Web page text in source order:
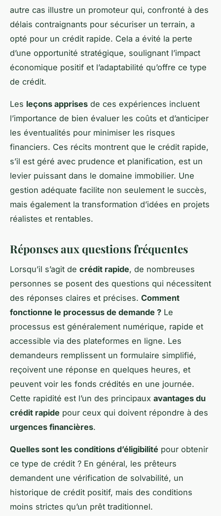
autre cas illustre un promoteur qui, confronté à des
délais contraignants pour sécuriser un terrain, a
opté pour un crédit rapide. Cela a évité la perte
d’une opportunité stratégique, soulignant l’impact
économique positif et l’adaptabilité qu’offre ce type
de crédit.
Les leçons apprises de ces expériences incluent
l’importance de bien évaluer les coûts et d’anticiper
les éventualités pour minimiser les risques
financiers. Ces récits montrent que le crédit rapide,
s’il est géré avec prudence et planification, est un
levier puissant dans le domaine immobilier. Une
gestion adéquate facilite non seulement le succès,
mais également la transformation d’idées en projets
réalistes et rentables.
Réponses aux questions fréquentes
Lorsqu’il s’agit de crédit rapide, de nombreuses
personnes se posent des questions qui nécessitent
des réponses claires et précises. Comment
fonctionne le processus de demande ? Le
processus est généralement numérique, rapide et
accessible via des plateformes en ligne. Les
demandeurs remplissent un formulaire simplifié,
reçoivent une réponse en quelques heures, et
peuvent voir les fonds crédités en une journée.
Cette rapidité est l’un des principaux avantages du
crédit rapide pour ceux qui doivent répondre à des
urgences financières.
Quelles sont les conditions d’éligibilité pour obtenir
ce type de crédit ? En général, les prêteurs
demandent une vérification de solvabilité, un
historique de crédit positif, mais des conditions
moins strictes qu’un prêt traditionnel.